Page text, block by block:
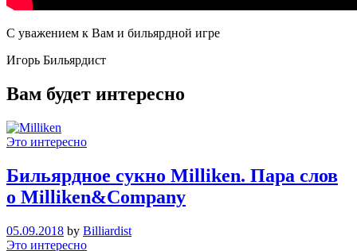
С уважением к Вам и бильярдной игре
Игорь Бильярдист
Вам будет интересно
Это интересно
Бильярдное сукно Milliken. Пара слов
о Milliken&Company
05.09.2018 by Billiardist
Это интересно